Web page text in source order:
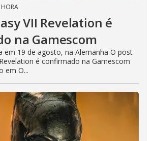
VII Revelation é
na Gamescom
em 19 de agosto, na Alemanha O post
é confirmado na Gamescom
em O...